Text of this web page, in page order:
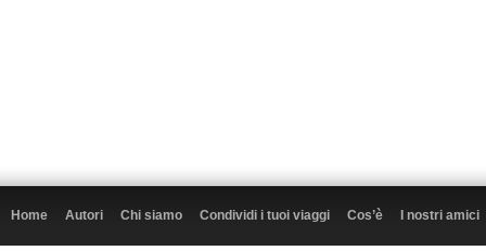
Home Autori Chi siamo Condividi i tuoi viaggi Cos’è I nostri amici